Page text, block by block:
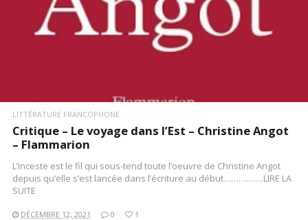
LITTÉRATURE FRANCOPHONE
Critique – Le voyage dans l’Est – Christine Angot
– Flammarion
L’inceste est le fil qui sous-tend toute l’oeuvre de Christine Angot
depuis qu’elle s’est lancée dans l’écriture au début…………….LIRE LA
SUITE
DÉCEMBRE 12, 2021 0 1